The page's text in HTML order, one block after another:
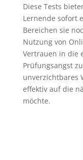
Diese Tests
Lernende sofort
Bereichen sie
Nutzung von
Vertrauen in die
Prüfungsangst
unverzichtbares
effektiv auf die
möchte.